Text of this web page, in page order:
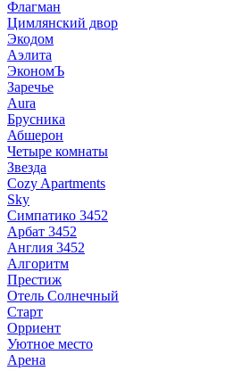
Флагман
Цимлянский двор
Экодом
Аэлита
ЭкономЪ
Заречье
Aura
Брусника
Абшерон
Четыре комнаты
Звезда
Cozy Apartments
Sky
Симпатико 3452
Арбат 3452
Англия 3452
Алгоритм
Престиж
Отель Солнечный
Старт
Орриент
Уютное место
Арена